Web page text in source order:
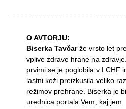
O AVTORJU:
Biserka Tavčarže vrsto let
vplive zdrave hrane na
prvimi se je poglobila v LCHF
lastni koži preizkusila veliko
režimov prehrane. Biserka je
urednica portala Vem, kaj jem.